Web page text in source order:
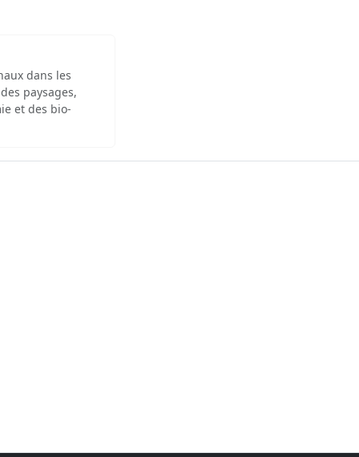
dans les
paysages,
et des bio-